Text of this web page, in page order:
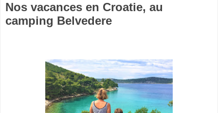
Nos vacances en Croatie, au
camping Belvedere